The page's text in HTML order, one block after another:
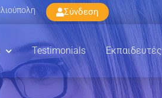
Σύνδεση
Testimonials Εκπαιδευτές